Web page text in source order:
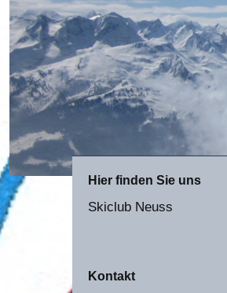
Hier finden Sie uns
Skiclub Neuss
Kontakt